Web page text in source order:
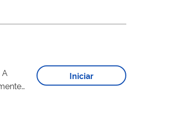
Iniciar